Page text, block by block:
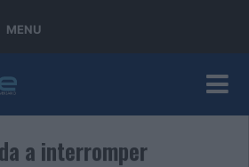
MENU
a interromper